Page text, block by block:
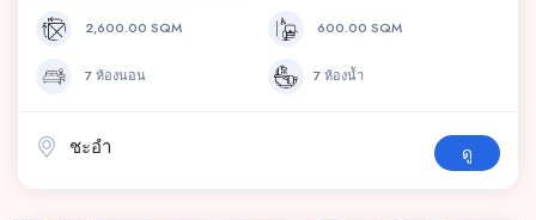
2,600.00 SQM 600.00 SQM
7 ห้องนอน 7 ห้องน้ำ
ชะอำ ดู